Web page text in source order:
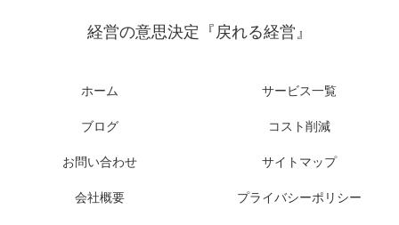
経営の意思決定『戻れる経営』
ホーム サービス一覧
ブログ コスト削減
お問い合わせ サイトマップ
会社概要 プライバシーポリシー